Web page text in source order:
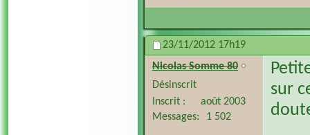
23/11/2012 17h19
Nicolas Somme 80
Désinscrit
Inscrit
août 2003
Messages
1 502
sur